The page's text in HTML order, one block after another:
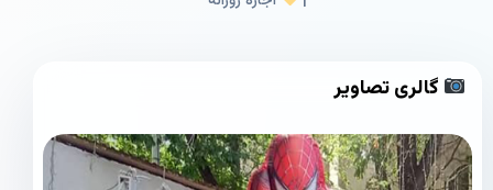
گالری تصاویر